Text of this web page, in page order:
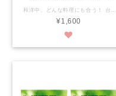
和洋中、どんな料理にも合う！ 台湾でしか売ってない噂のマジック調味料「ほんだしホタテ味」 【内容量】120ｇ 【保存方法】常温
¥1,600